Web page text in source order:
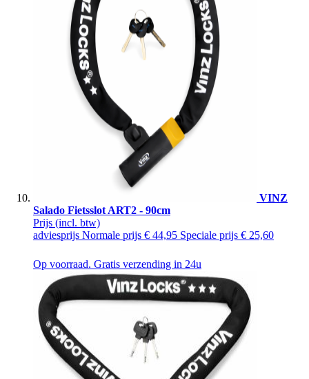
VINZ
Salado Fietsslot ART2 - 90cm
Prijs (incl. btw)
adviesprijs Normale prijs € 44,95 Speciale prijs € 25,60
Op voorraad. Gratis verzending in 24u